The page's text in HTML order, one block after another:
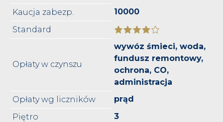
Kaucja zabezp.
10000
Standard
Opłaty w czynszu
wywóz śmieci, woda,
fundusz remontowy,
ochrona, CO,
administracja
Opłaty wg liczników
prąd
Piętro
3